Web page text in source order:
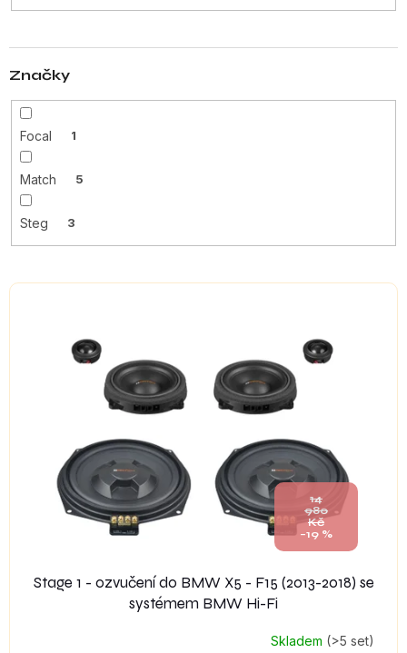
t
Značky
Focal 1
Match 5
Steg 3
V
14
980
Kč
–19 %
Stage 1 - ozvučení do BMW X5 - F15 (2013-2018) se
systémem BMW Hi-Fi
Skladem (>5 set)